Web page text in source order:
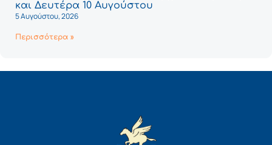
και Δευτέρα 10 Αυγούστου
5 Αυγούστου, 2026
Περισσότερα »